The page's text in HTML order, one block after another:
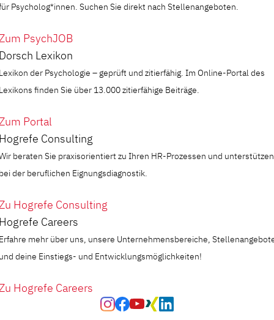
Psycholog*innen. Suchen Sie direkt nach Stellenangeboten.
PsychJOB
Lexikon
der Psychologie – geprüft und zitierfähig. Im Online-Portal des
finden Sie über 13.000 zitierfähige Beiträge.
Portal
Consulting
beraten Sie praxisorientiert zu Ihren HR-Prozessen und unterstützen
der beruflichen Eignungsdiagnostik.
Hogrefe Consulting
Careers
mehr über uns, unsere Unternehmensbereiche,
deine Einstiegs- und Entwicklungsmöglichkeiten!
Hogrefe Careers